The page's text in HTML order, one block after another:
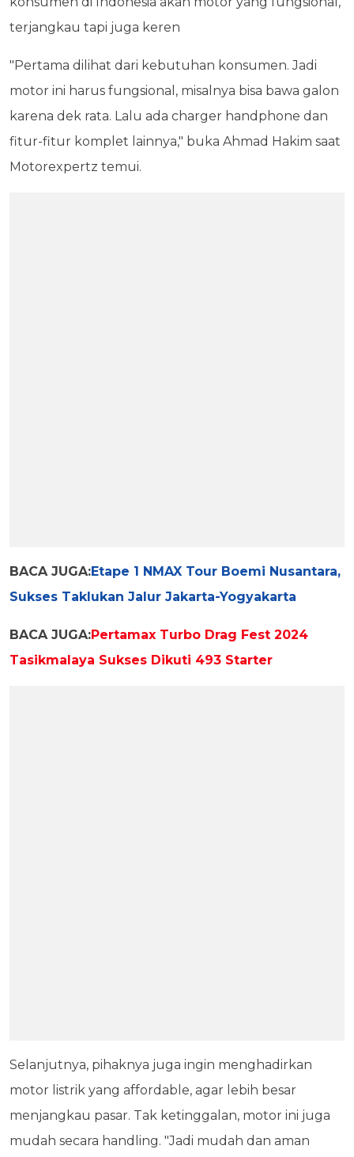
terjangkau tapi juga keren
"Pertama dilihat dari kebutuhan konsumen. Jadi
motor ini harus fungsional, misalnya bisa bawa galon
karena dek rata. Lalu ada charger handphone dan
fitur-fitur komplet lainnya," buka Ahmad Hakim saat
Motorexpertz temui.
BACA JUGA:Etape 1 NMAX Tour Boemi Nusantara,
Sukses Taklukan Jalur Jakarta-Yogyakarta
BACA JUGA:Pertamax Turbo Drag Fest 2024
Tasikmalaya Sukses Dikuti 493 Starter
Selanjutnya, pihaknya juga ingin menghadirkan
motor listrik yang affordable, agar lebih besar
menjangkau pasar. Tak ketinggalan, motor ini juga
mudah secara handling. "Jadi mudah dan aman